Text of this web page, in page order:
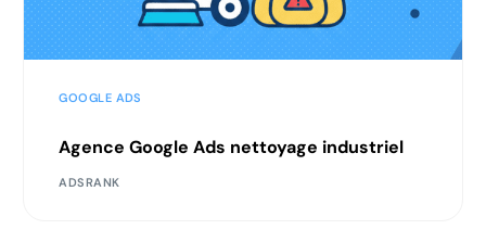
GOOGLE ADS
Agence Google Ads nettoyage industriel
ADSRANK